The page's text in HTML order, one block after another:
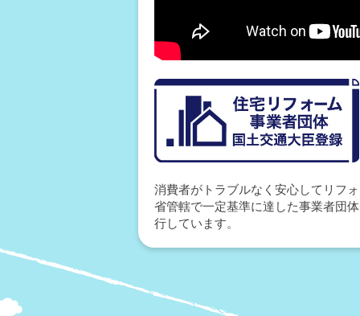
消費者がトラブルなく安心してリフ
省管轄で一定基準に達した事業者団
行しています。